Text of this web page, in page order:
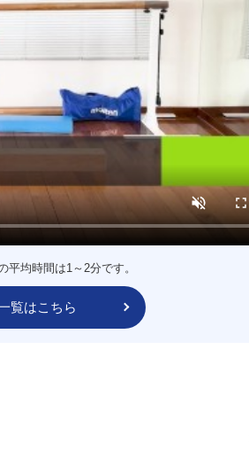
平均時間は1～2分です。
覧はこちら